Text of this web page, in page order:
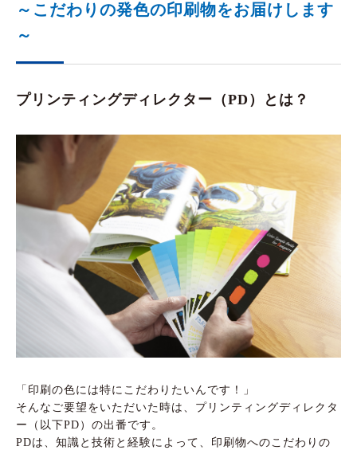
～こだわりの発色の印刷物をお届けします
～
プリンティングディレクター（PD）とは？
「印刷の色には特にこだわりたいんです！」
そんなご要望をいただいた時は、プリンティングディレクタ
ー（以下PD）の出番です。
PDは、知識と技術と経験によって、印刷物へのこだわりの